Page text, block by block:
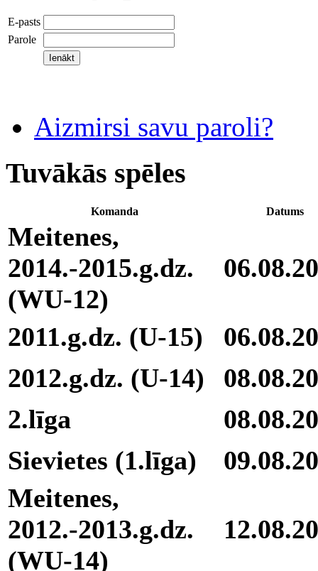
E-pasts
Parole
Aizmirsi savu paroli?
Tuvākās spēles
Komanda Datums
Meitenes,
2014.-2015.g.dz.
(WU-12)
2011.g.dz. (U-15)
2012.g.dz. (U-14)
2.līga
Sievietes (1.līga)
Meitenes,
2012.-2013.g.dz.
(WU-14)